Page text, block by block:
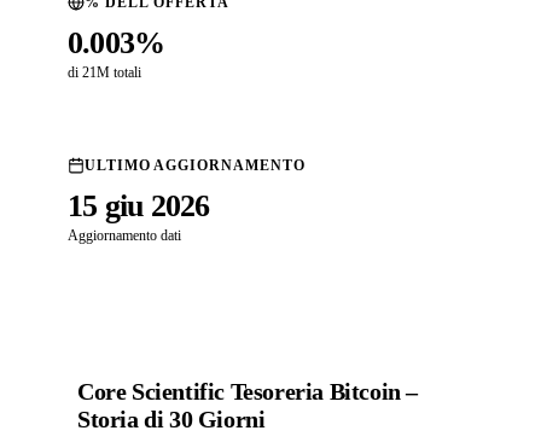
0.003%
di 21M totali
ULTIMO AGGIORNAMENTO
15 giu 2026
Aggiornamento dati
Core Scientific Tesoreria Bitcoin –
Storia di 30 Giorni